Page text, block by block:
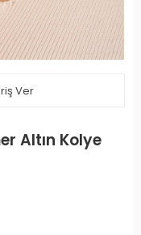
Ver
Altın Kolye